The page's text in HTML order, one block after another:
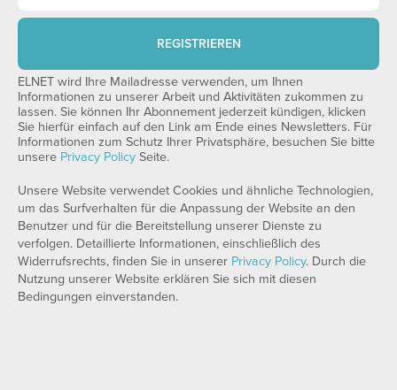
REGISTRIEREN
ELNET wird Ihre Mailadresse verwenden, um Ihnen
Informationen zu unserer Arbeit und Aktivitäten zukommen zu
lassen. Sie können Ihr Abonnement jederzeit kündigen, klicken
Sie hierfür einfach auf den Link am Ende eines Newsletters. Für
Informationen zum Schutz Ihrer Privatsphäre, besuchen Sie bitte
unsere Privacy Policy Seite.
Unsere Website verwendet Cookies und ähnliche Technologien,
um das Surfverhalten für die Anpassung der Website an den
Benutzer und für die Bereitstellung unserer Dienste zu
verfolgen. Detaillierte Informationen, einschließlich des
Widerrufsrechts, finden Sie in unserer Privacy Policy. Durch die
Nutzung unserer Website erklären Sie sich mit diesen
Bedingungen einverstanden.